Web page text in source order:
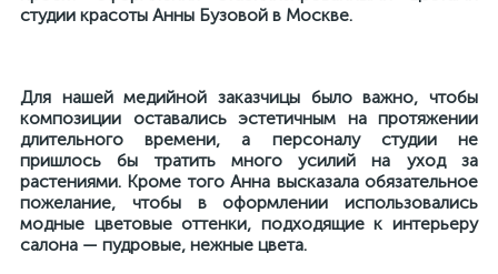
студии красоты Анны Бузовой в Москве.
Для нашей медийной заказчицы было важно, чтобы
композиции оставались эстетичным на протяжении
длительного времени, а персоналу студии не
пришлось бы тратить много усилий на уход за
растениями. Кроме того Анна высказала обязательное
пожелание, чтобы в оформлении использовались
модные цветовые оттенки, подходящие к интерьеру
салона — пудровые, нежные цвета.